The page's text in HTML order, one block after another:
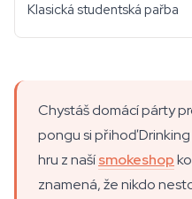
Klasická studentská pařba
Chystáš domácí párty
pongu si přihoď
hru z našísmokeshop
znamená, že nikdo